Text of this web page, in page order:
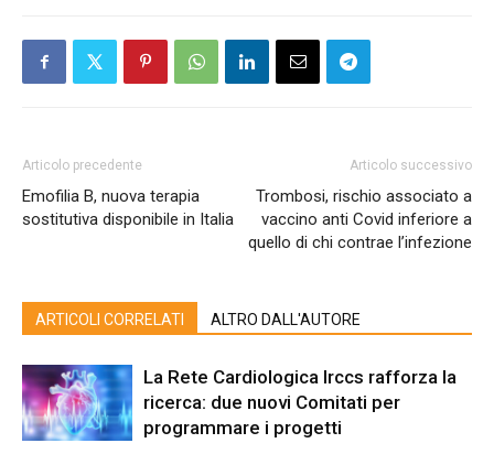
Articolo precedente
Emofilia B, nuova terapia
sostitutiva disponibile in Italia
Articolo successivo
Trombosi, rischio associato a
vaccino anti Covid inferiore a
quello di chi contrae l’infezione
ARTICOLI CORRELATI ALTRO DALL'AUTORE
La Rete Cardiologica Irccs rafforza la
ricerca: due nuovi Comitati per
programmare i progetti